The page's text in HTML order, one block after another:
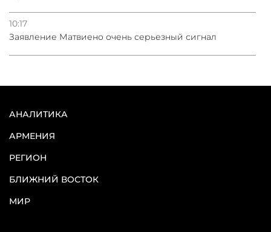
10:17
Заявление Матвиено очень серьезный сигнал
АНАЛИТИКА
АРМЕНИЯ
РЕГИОН
БЛИЖНИЙ ВОСТОК
МИР